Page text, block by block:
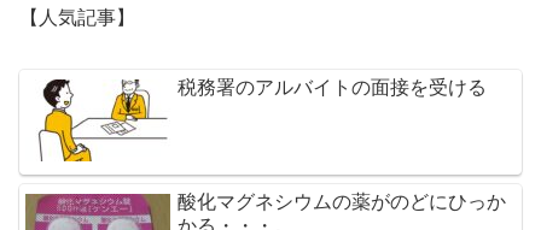
【人気記事】
税務署のアルバイトの面接を受ける
酸化マグネシウムの薬がのどにひっか
かる・・・。